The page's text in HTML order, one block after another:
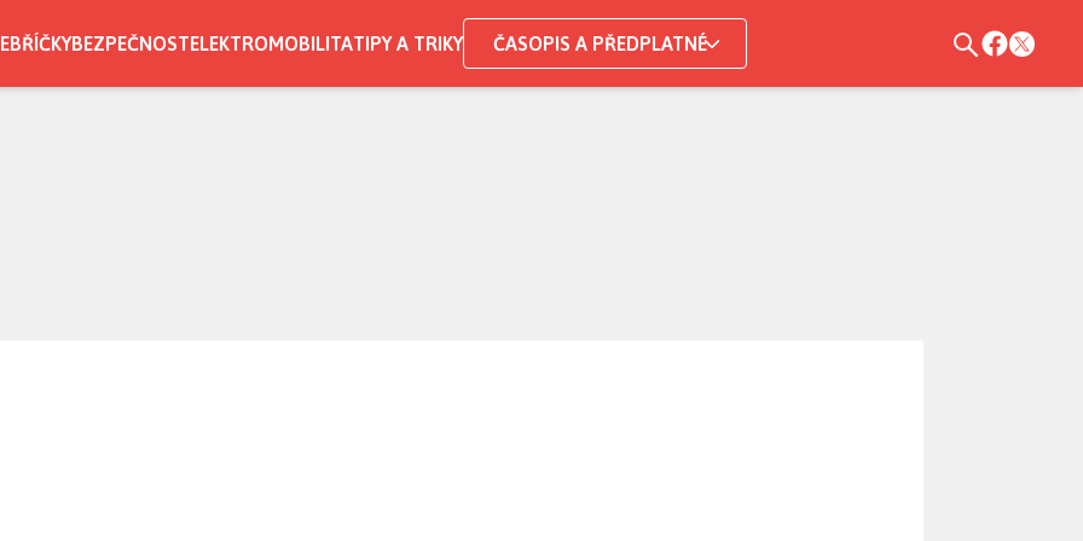
BEZPEČNOSTELEKTROMOBILITATIPY A TRIKY ČASOPIS A PŘEDPLATNÉ